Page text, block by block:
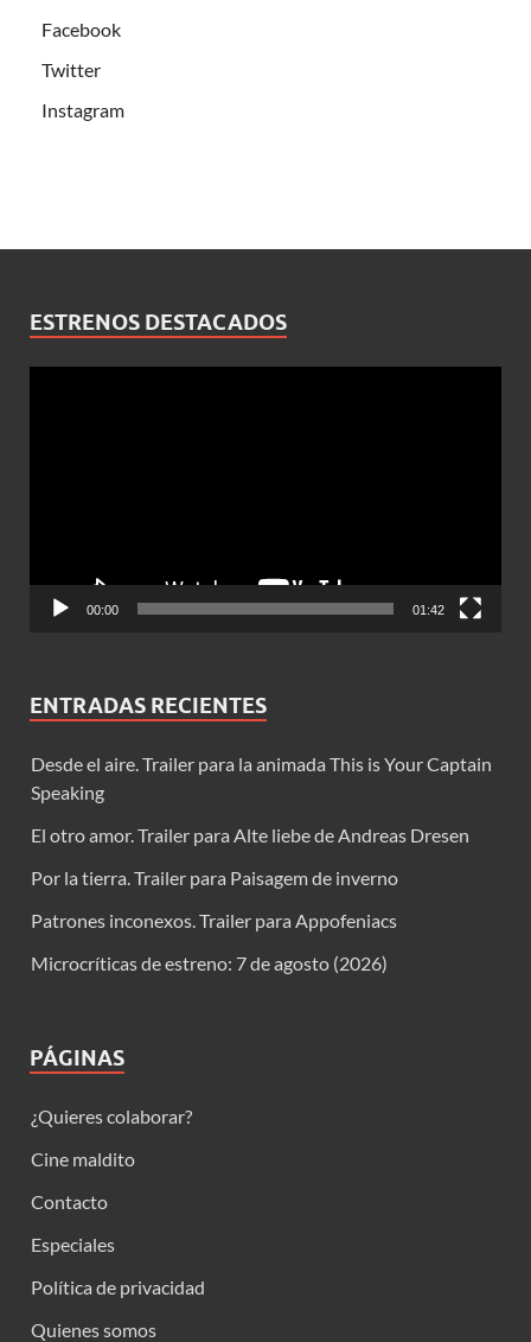
Facebook
Twitter
Instagram
ESTRENOS DESTACADOS
00:00 01:42
ENTRADAS RECIENTES
Desde el aire. Trailer para la animada This is Your Captain
Speaking
El otro amor. Trailer para Alte liebe de Andreas Dresen
Por la tierra. Trailer para Paisagem de inverno
Patrones inconexos. Trailer para Appofeniacs
Microcríticas de estreno: 7 de agosto (2026)
PÁGINAS
¿Quieres colaborar?
Cine maldito
Contacto
Especiales
Política de privacidad
Quienes somos